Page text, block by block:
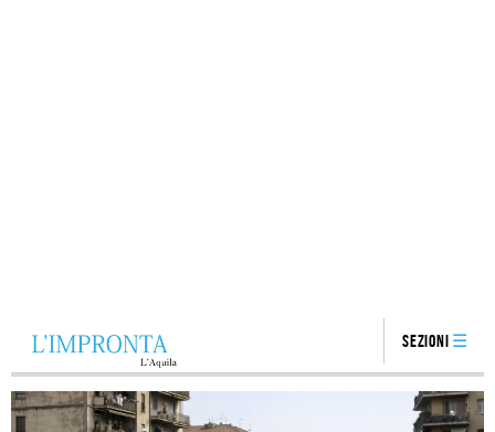
Sezioni